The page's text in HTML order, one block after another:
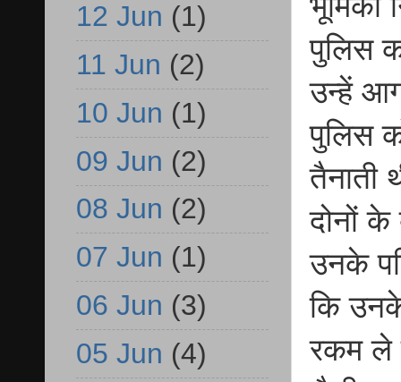
पुलिस
उन्हें
पुलिस
तैनाती
दोनों के
उनके
कि
रकम ले
12 Jun (1)
11 Jun (2)
10 Jun (1)
09 Jun (2)
08 Jun (2)
07 Jun (1)
06 Jun (3)
05 Jun (4)